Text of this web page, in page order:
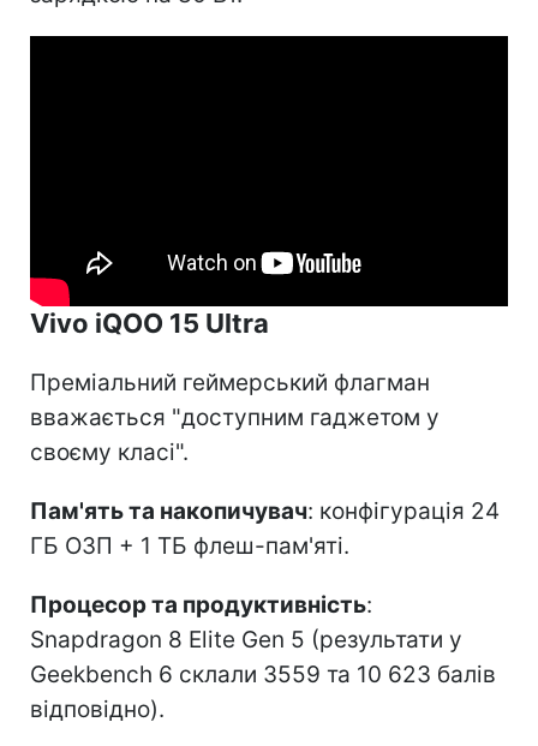
Vivo iQOO 15 Ultra
Преміальний геймерський флагман
вважається "доступним гаджетом у
своєму класі".
Пам'ять та накопичувач: конфігурація 24
ГБ ОЗП + 1 ТБ флеш-пам'яті.
Процесор та продуктивність:
Snapdragon 8 Elite Gen 5 (результати у
Geekbench 6 склали 3559 та 10 623 балів
відповідно).